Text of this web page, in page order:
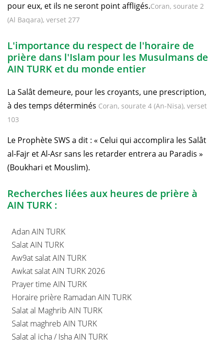
pour eux, et ils ne seront point affligés.Coran, sourate 2
(Al Baqara), verset 277
L'importance du respect de l'horaire de
prière dans l'Islam pour les Musulmans de
AIN TURK et du monde entier
La Salât demeure, pour les croyants, une prescription,
à des temps déterminés Coran, sourate 4 (An-Nisa), verset
103
Le Prophète SWS a dit : « Celui qui accomplira les Salât
al-Fajr et Al-Asr sans les retarder entrera au Paradis »
(Boukhari et Mouslim).
Recherches liées aux heures de prière à
AIN TURK :
Adan AIN TURK
Salat AIN TURK
Aw9at salat AIN TURK
Awkat salat AIN TURK 2026
Prayer time AIN TURK
Horaire prière Ramadan AIN TURK
Salat al Maghrib AIN TURK
Salat maghreb AIN TURK
Salat al icha / Isha AIN TURK